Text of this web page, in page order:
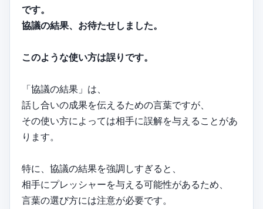
です。
協議の結果、お待たせしました。
このような使い方は誤りです。
「協議の結果」は、
話し合いの成果を伝えるための言葉ですが、
その使い方によっては相手に誤解を与えることがあ
ります。
特に、協議の結果を強調しすぎると、
相手にプレッシャーを与える可能性があるため、
言葉の選び方には注意が必要です。